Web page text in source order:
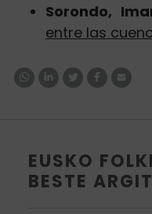
Sorondo,
entre las
EUSKO
BESTE